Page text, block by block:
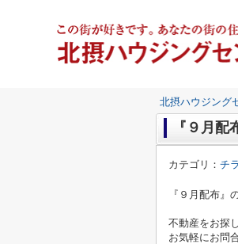
北摂ハウジング
『９月
カテゴリ： チ
『９月配布』
不動産をお探
お気軽にお問